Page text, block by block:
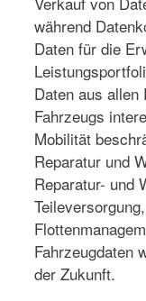
während
Daten für die
Daten aus
Fahrzeugs
Mobilität
Reparatur und
Reparatur- und
Fahrzeugdaten
der Zukunft.